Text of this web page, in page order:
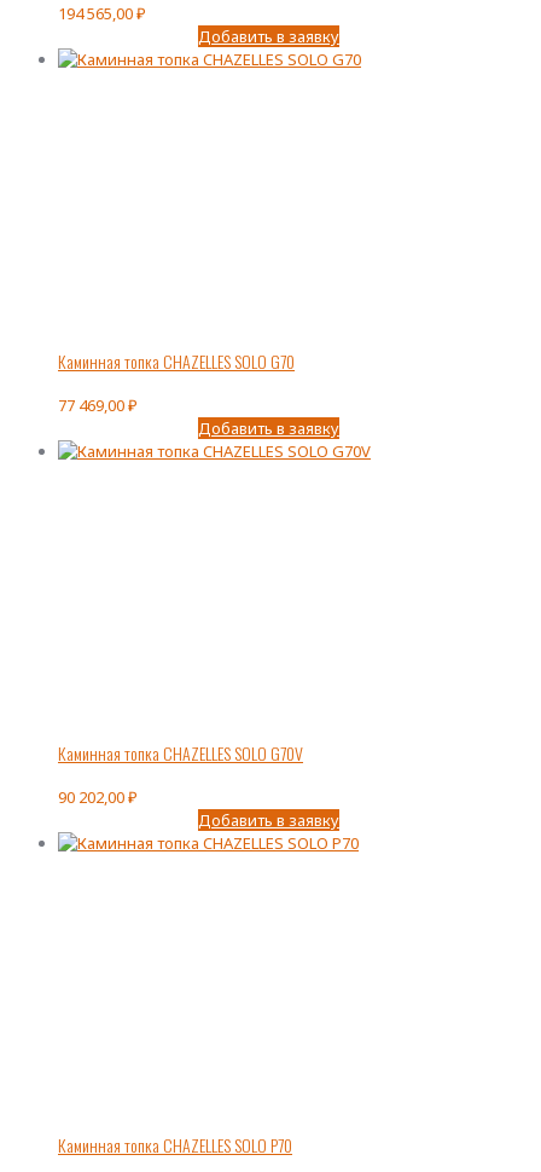
194 565,00₽
Добавить в заявку
Каминная топка CHAZELLES SOLO G70
77 469,00₽
Добавить в заявку
Каминная топка CHAZELLES SOLO G70V
90 202,00₽
Добавить в заявку
Каминная топка CHAZELLES SOLO P70